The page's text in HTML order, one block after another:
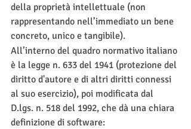
della proprietà intellettuale (non
rappresentando nell’immediato un bene
concreto, unico e tangibile).
All’interno del quadro normativo italiano
è la legge n. 633 del 1941 (protezione del
diritto d'autore e di altri diritti connessi
al suo esercizio), poi modificata dal
D.lgs. n. 518 del 1992, che dà una chiara
definizione di software: